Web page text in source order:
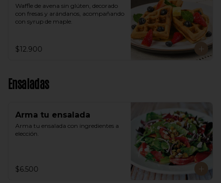
Waffle de avena sin glúten, decorado
con fresas y arándanos, acompañando
con syrup de maple.
$12.900
Ensaladas
Arma tu ensalada
Arma tu ensalada con ingredientes a
elección.
$6.500